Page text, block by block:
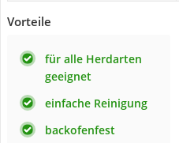
Vorteile
für alle Herdarten
geeignet
einfache Reinigung
backofenfest